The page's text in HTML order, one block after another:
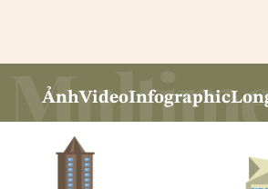
ẢnhVideoInfographic